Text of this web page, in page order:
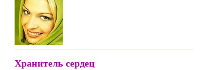
Хранитель сердец